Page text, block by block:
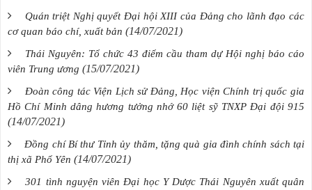
Quán triệt Nghị quyết Đại hội XIII của Đảng cho lãnh đạo các
cơ quan báo chí, xuất bản (14/07/2021)
Thái Nguyên: Tổ chức 43 điểm cầu tham dự Hội nghị báo cáo
viên Trung ương (15/07/2021)
Đoàn công tác Viện Lịch sử Đảng, Học viện Chính trị quốc gia
Hồ Chí Minh dâng hương tưởng nhớ 60 liệt sỹ TNXP Đại đội 915
(14/07/2021)
Đồng chí Bí thư Tỉnh ủy thăm, tặng quà gia đình chính sách tại
thị xã Phổ Yên (14/07/2021)
301 tình nguyện viên Đại học Y Dược Thái Nguyên xuất quân